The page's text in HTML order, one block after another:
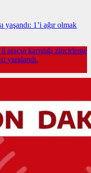
1’i ağır olmak
araçın karıştığı zincirleme
yaralandı.